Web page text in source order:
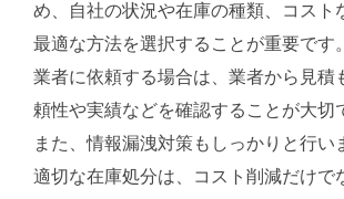
め、自社の状況や在庫の種類、コスト
最適な方法を選択することが重要です。
業者に依頼する場合は、業者から見積
頼性や実績などを確認することが大切
また、情報漏洩対策もしっかりと行い
適切な在庫処分は、コスト削減だけで